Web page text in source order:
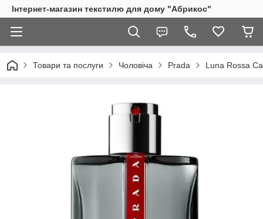
Інтернет-магазин текстилю для дому "Абрикос"
Товари та послуги Чоловіча Prada Luna Rossa